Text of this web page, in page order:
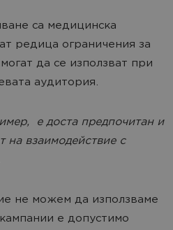
са медицинска
редица ограничения за
да се използват при
аудитория.
е доста предпочитан и
на взаимодействие с
не можем да използваме
е допустимо